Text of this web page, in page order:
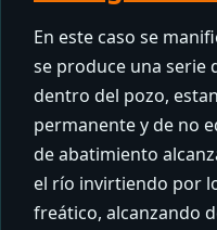
En este caso se
se produce una serie
dentro del pozo,
permanente y de no
de abatimiento
el río invirtiendo por
freático, alcanzando